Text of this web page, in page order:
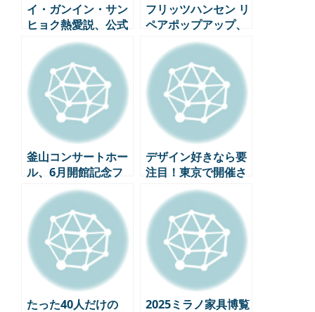
イ・ガンイン・サン
ヒョク熱愛説、公式
発表はないがファン
はすでに祝福中
フリッツハンセン リ
ペアポップアップ、
シリーズ7の70周年
を記念した持続可能
な選択
釜山コンサートホー
ル、6月開館記念フ
ェスティバル開催…
チョン・ミョンフ
ン、チョ・ジョンジ
ンジン、ソン・ウ・
イェギョン出演
デザイン好きなら要
注目！東京で開催さ
れる注目のデザイ
ン・建築展3
たった40人だけの
2025ミラノ家具博覧